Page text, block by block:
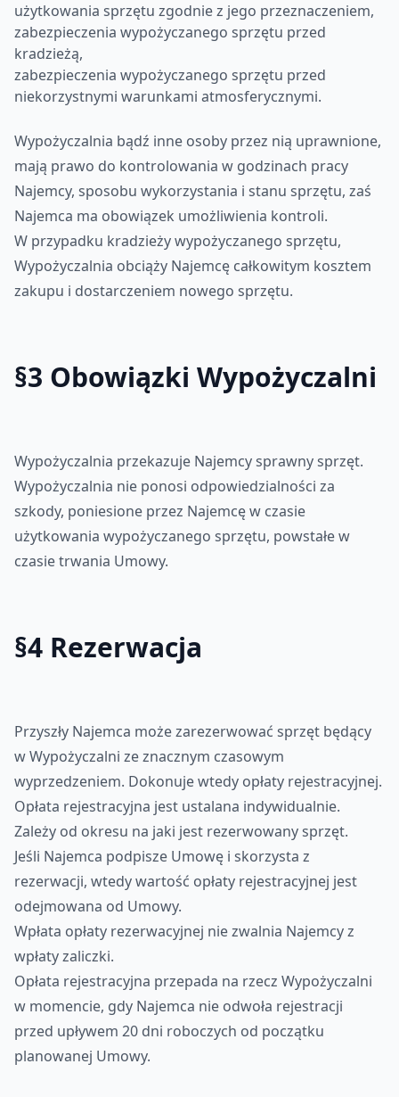
użytkowania sprzętu zgodnie z jego przeznaczeniem,
zabezpieczenia wypożyczanego sprzętu przed
kradzieżą,
zabezpieczenia wypożyczanego sprzętu przed
niekorzystnymi warunkami atmosferycznymi.
Wypożyczalnia bądź inne osoby przez nią uprawnione,
mają prawo do kontrolowania w godzinach pracy
Najemcy, sposobu wykorzystania i stanu sprzętu, zaś
Najemca ma obowiązek umożliwienia kontroli.
W przypadku kradzieży wypożyczanego sprzętu,
Wypożyczalnia obciąży Najemcę całkowitym kosztem
zakupu i dostarczeniem nowego sprzętu.
§3 Obowiązki Wypożyczalni
Wypożyczalnia przekazuje Najemcy sprawny sprzęt.
Wypożyczalnia nie ponosi odpowiedzialności za
szkody, poniesione przez Najemcę w czasie
użytkowania wypożyczanego sprzętu, powstałe w
czasie trwania Umowy.
§4 Rezerwacja
Przyszły Najemca może zarezerwować sprzęt będący
w Wypożyczalni ze znacznym czasowym
wyprzedzeniem. Dokonuje wtedy opłaty rejestracyjnej.
Opłata rejestracyjna jest ustalana indywidualnie.
Zależy od okresu na jaki jest rezerwowany sprzęt.
Jeśli Najemca podpisze Umowę i skorzysta z
rezerwacji, wtedy wartość opłaty rejestracyjnej jest
odejmowana od Umowy.
Wpłata opłaty rezerwacyjnej nie zwalnia Najemcy z
wpłaty zaliczki.
Opłata rejestracyjna przepada na rzecz Wypożyczalni
w momencie, gdy Najemca nie odwoła rejestracji
przed upływem 20 dni roboczych od początku
planowanej Umowy.